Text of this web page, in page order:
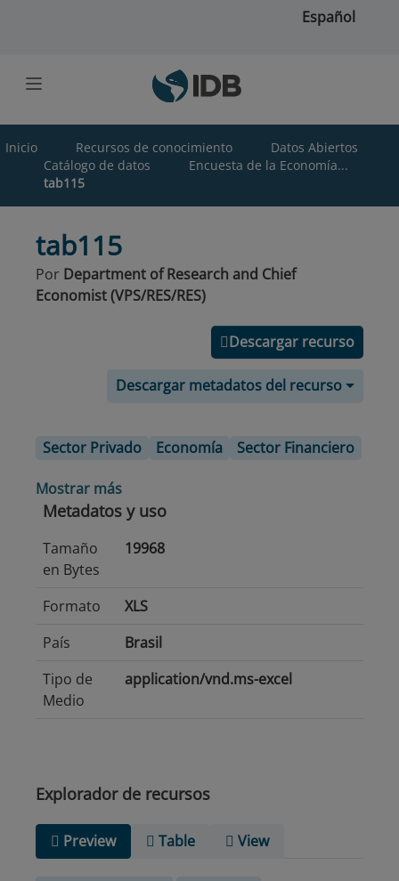
Español
Inicio Recursos de conocimiento
Datos Abiertos
Catálogo de datos
Encuesta de la Economía...
tab115
tab115
Por Department of Research and Chief
Economist (VPS/RES/RES)
Descargar recurso
Descargar metadatos del recurso
Sector Privado Economía Sector Financiero
Mostrar más
Metadatos y uso
Tamaño
en Bytes
19968
Formato
XLS
País
Brasil
Tipo de
Medio
application/vnd.ms-excel
Explorador de recursos
Preview Table View